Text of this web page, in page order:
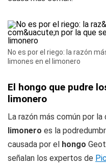
No es por el riego: la razón
limones en el limonero
El hongo que pudre
limonero
La razón más común por
limonero es la
causada por el hongo
señalan los expertos de